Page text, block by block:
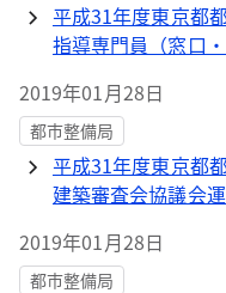
平成31年度東京都
指導専門員（窓口
2019年01月28日
都市整備局
平成31年度東京都
建築審査会協議会
2019年01月28日
都市整備局